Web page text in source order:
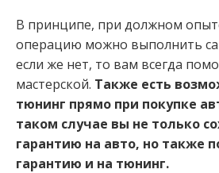
В принципе, при должном
операцию можно выполнить
если же нет, то вам всегда
мастерской. Также есть
тюнинг прямо при покупке
таком случае вы не только
гарантию на авто, но также
гарантию и на тюнинг.